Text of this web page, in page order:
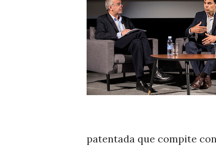
patentada que compite